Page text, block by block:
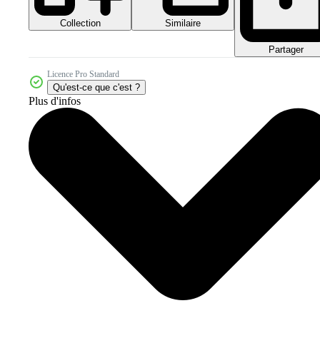
Collection Similaire
Partager
Licence Pro Standard
Qu'est-ce que c'est ?
Plus d'infos